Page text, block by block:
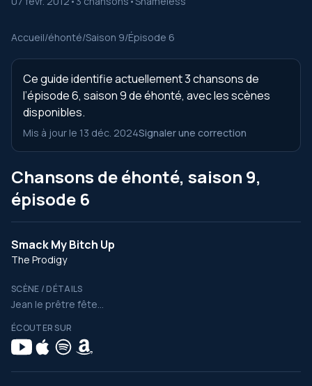
Accueil/éhonté/Saison 9/Épisode 6
Ce guide identifie actuellement 3 chansons de
l’épisode 6, saison 9 de éhonté, avec les scènes
disponibles.
Mis à jour le 13 déc. 2024Signaler une correction
Chansons de éhonté, saison 9,
épisode 6
Smack My Bitch Up
The Prodigy
SCÈNE / DÉTAILS
Jean le prêtre fête...
ÉCOUTER SUR